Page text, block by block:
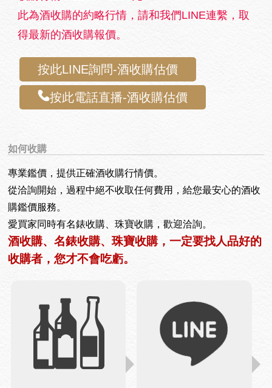
此為酒收購的約略行情，請和我們LINE連繫，取
得最新的酒收購報價。
按此LINE詢問-酒收購估價
按此電話直播-酒收購估價
如何收購
專業鑑價，提供正確酒收購行情價。
從洽詢開始，過程中絕不收取任何費用，給您最安心的酒收
購鑑價服務。
愛買家同時有名錶收購、珠寶收購，歡迎洽詢。
酒收購、名錶收購、珠寶收購，一定要找人品好的
收購者，您才不會吃虧。